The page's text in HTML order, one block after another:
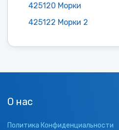
425120 Морки
425122 Морки 2
О нас
Политика Конфиденциальности